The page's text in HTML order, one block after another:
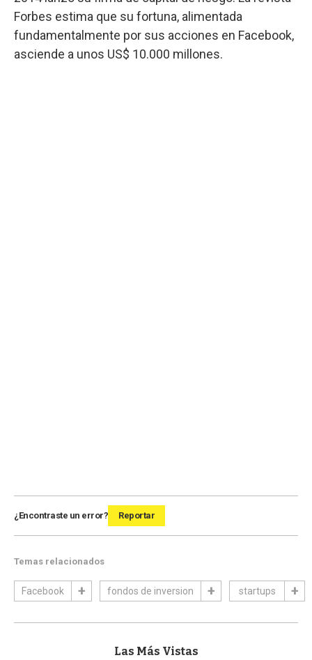
Forbes estima que su fortuna, alimentada
fundamentalmente por sus acciones en Facebook,
asciende a unos US$ 10.000 millones.
¿Encontraste un error? Reportar
Temas relacionados
Facebook fondos de inversion startups
Las Más Vistas